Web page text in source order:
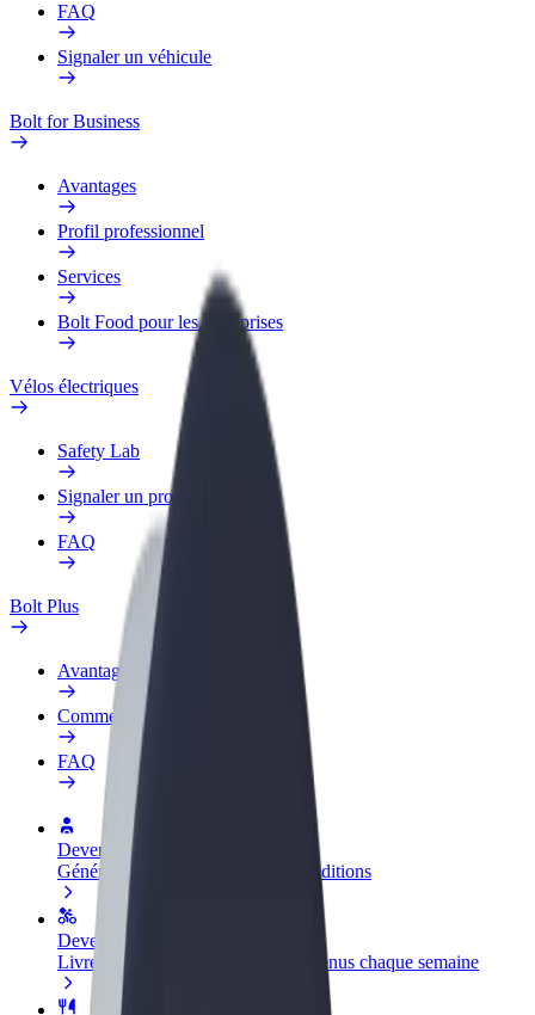
FAQ
Signaler un véhicule
Bolt for Business
Avantages
Profil professionnel
Services
Bolt Food pour les entreprises
Vélos électriques
Safety Lab
Signaler un problème
FAQ
Bolt Plus
Avantages
Comment s'inscrire
FAQ
Devenir partenaire chauffeur
Générez des revenus selon vos conditions
Devenir livreur
Livrez des repas et générez des revenus chaque semaine